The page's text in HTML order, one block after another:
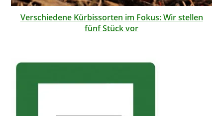
Verschiedene Kürbissorten im Fokus: Wir stellen
fünf Stück vor